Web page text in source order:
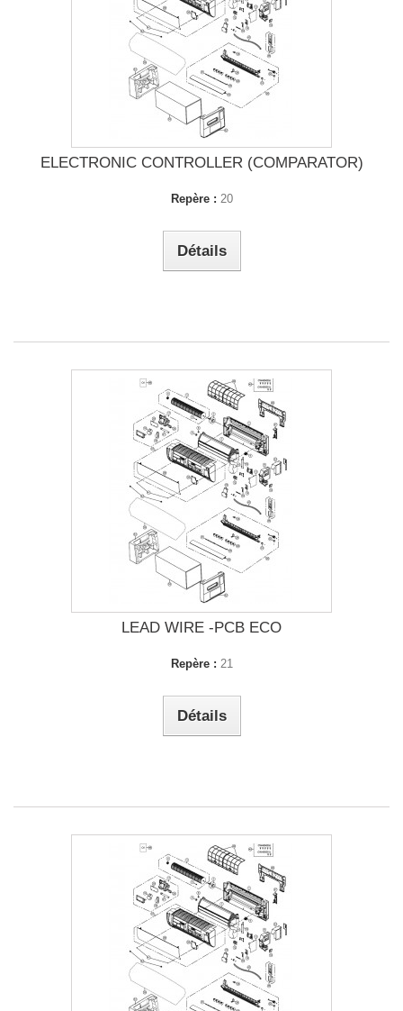
ELECTRONIC CONTROLLER (COMPARATOR)
Repère : 20
Détails
LEAD WIRE -PCB ECO
Repère : 21
Détails